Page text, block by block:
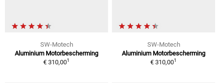
SW-Motech
Aluminium Motorbescherming
€ 310,001
SW-Motech
Aluminium Motorbescherming
€ 310,001